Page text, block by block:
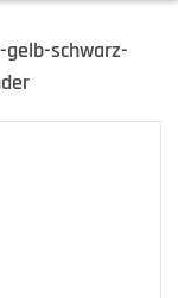
schwarz-